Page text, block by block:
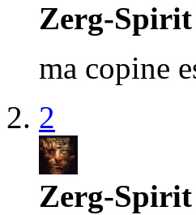
Zerg-Spirit
ma copine
2
Zerg-Spirit